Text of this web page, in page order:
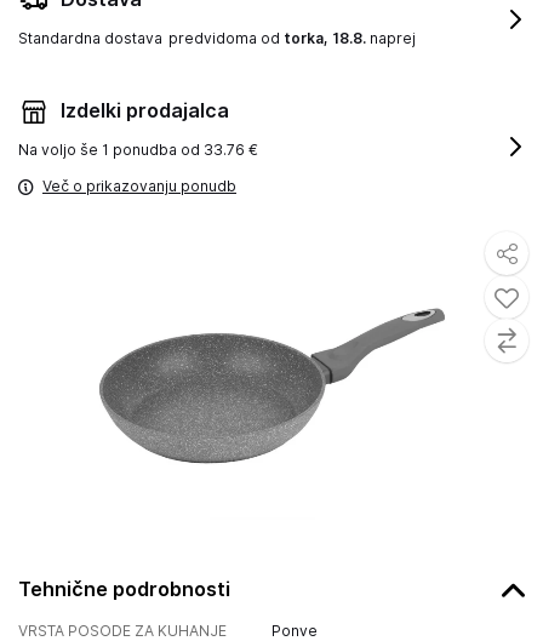
Tehnične podrobnosti
VRSTA POSODE ZA KUHANJE Ponve
Standardna dostava predvidoma od torka, 18.8. naprej
Izdelki prodajalca
Na voljo še 1 ponudba od 33.76 €
Več o prikazovanju ponudb